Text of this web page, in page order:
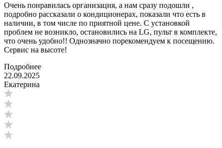
Очень понравилась организация, а нам сразу подошли ,
подробно рассказали о кондиционерах, показали что есть в
наличии, в том числе по приятной цене. С установкой
проблем не возникло, остановились на LG, пульт в комплекте,
что очень удобно!! Однозначно порекомендуем к посещению.
Сервис на высоте!
Подробнее
22.09.2025
Екатерина